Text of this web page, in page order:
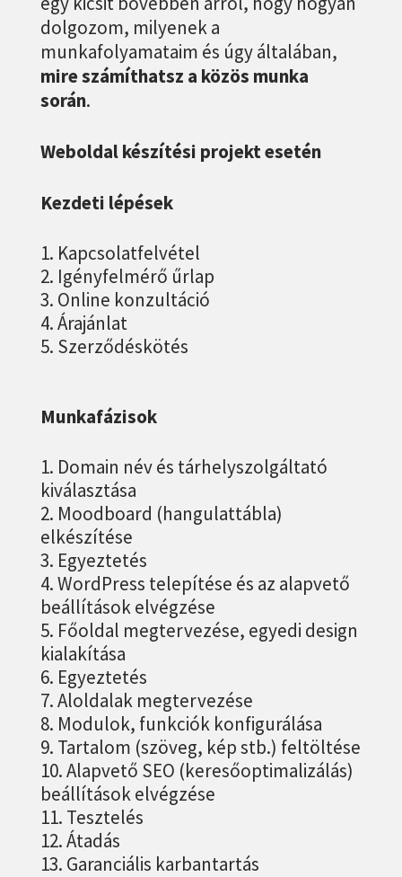
dolgozom, milyenek a
munkafolyamataim és úgy általában,
mire számíthatsz a közös munka
során.
Weboldal készítési projekt esetén
Kezdeti lépések
Kapcsolatfelvétel
Igényfelmérő űrlap
Online konzultáció
Árajánlat
Szerződéskötés
Munkafázisok
Domain név és tárhelyszolgáltató
kiválasztása
Moodboard (hangulattábla)
elkészítése
Egyeztetés
WordPress telepítése és az alapvető
beállítások elvégzése
Főoldal megtervezése, egyedi design
kialakítása
Egyeztetés
Aloldalak megtervezése
Modulok, funkciók konfigurálása
Tartalom (szöveg, kép stb.) feltöltése
Alapvető SEO (keresőoptimalizálás)
beállítások elvégzése
Tesztelés
Átadás
Garanciális karbantartás